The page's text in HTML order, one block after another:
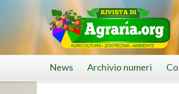
News Archivio numeri